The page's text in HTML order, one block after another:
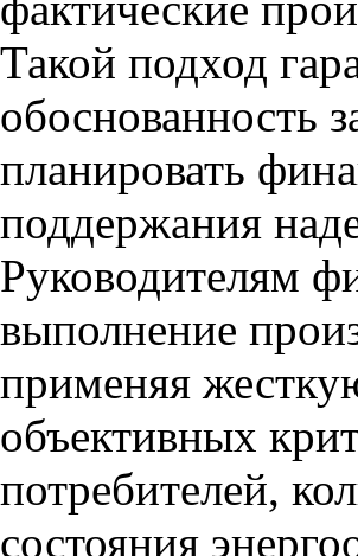
Такой подход
обоснованность
планировать
поддержания
Руководителям
выполнение
применяя
объективных
потребителей,
состояния